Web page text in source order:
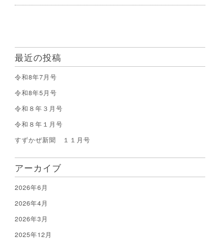
最近の投稿
令和8年7月号
令和8年5月号
令和８年３月号
令和８年１月号
すずかぜ新聞 １１月号
アーカイブ
2026年6月
2026年4月
2026年3月
2025年12月